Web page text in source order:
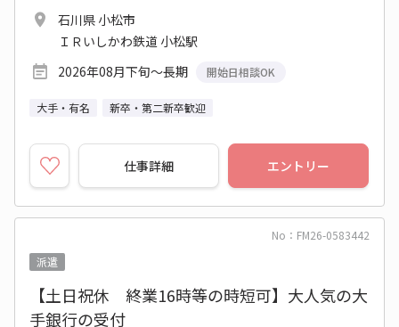
石川県 小松市
ＩＲいしかわ鉄道 小松駅
2026年08月下旬～長期
開始日相談OK
大手・有名 新卒・第二新卒歓迎
仕事詳細 エントリー
No：FM26-0583442
派遣
【土日祝休 終業16時等の時短可】大人気の大
手銀行の受付